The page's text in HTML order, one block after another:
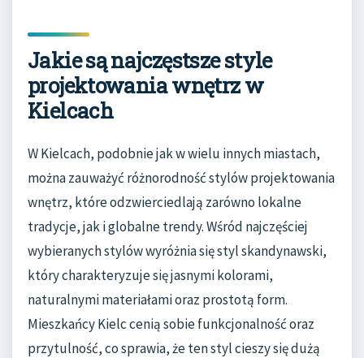
Jakie są najczęstsze style
projektowania wnętrz w
Kielcach
W Kielcach, podobnie jak w wielu innych miastach,
można zauważyć różnorodność stylów projektowania
wnętrz, które odzwierciedlają zarówno lokalne
tradycje, jak i globalne trendy. Wśród najczęściej
wybieranych stylów wyróżnia się styl skandynawski,
który charakteryzuje się jasnymi kolorami,
naturalnymi materiałami oraz prostotą form.
Mieszkańcy Kielc cenią sobie funkcjonalność oraz
przytulność, co sprawia, że ten styl cieszy się dużą